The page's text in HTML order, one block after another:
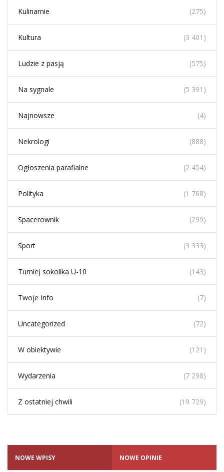
Kulinarnie (275)
Kultura (3 401)
Ludzie z pasją (575)
Na sygnale (5 391)
Najnowsze (4)
Nekrologi (888)
Ogłoszenia parafialne (2 454)
Polityka (1 768)
Spacerownik (299)
Sport (3 333)
Turniej sokolika U-10 (143)
Twoje Info (7)
Uncategorized (72)
W obiektywie (121)
Wydarzenia (7 298)
Z ostatniej chwili (19 729)
NOWE WPISY NOWE OPINIE